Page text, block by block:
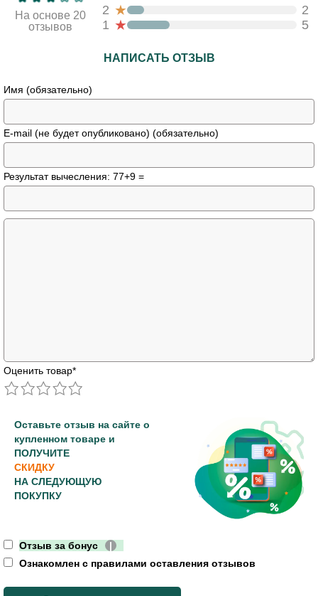
На основе 20
отзывов
2 ★
2
1 ★ 5
НАПИСАТЬ ОТЗЫВ
Имя (обязательно)
E-mail (не будет опубликовано) (обязательно)
Результат вычесления: 77+9 =
Оценить товар*
Оставьте отзыв на сайте о
купленном товаре и
ПОЛУЧИТЕ
СКИДКУ
НА СЛЕДУЮЩУЮ
ПОКУПКУ
Отзыв за бонус
|
Ознакомлен с правилами оставления отзывов